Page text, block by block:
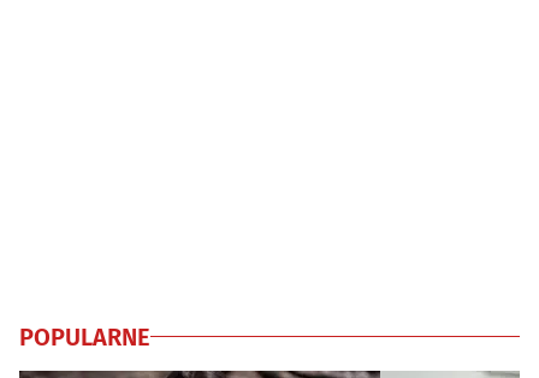
POPULARNE